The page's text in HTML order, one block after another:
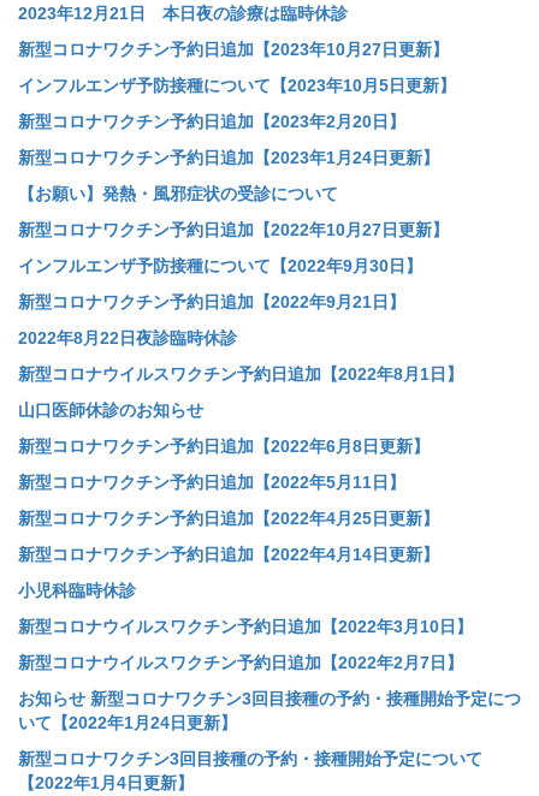
2023年12月21日 本日夜の診療は臨時休診
新型コロナワクチン予約日追加【2023年10月27日更新】
インフルエンザ予防接種について【2023年10月5日更新】
新型コロナワクチン予約日追加【2023年2月20日】
新型コロナワクチン予約日追加【2023年1月24日更新】
【お願い】発熱・風邪症状の受診について
新型コロナワクチン予約日追加【2022年10月27日更新】
インフルエンザ予防接種について【2022年9月30日】
新型コロナワクチン予約日追加【2022年9月21日】
2022年8月22日夜診臨時休診
新型コロナウイルスワクチン予約日追加【2022年8月1日】
山口医師休診のお知らせ
新型コロナワクチン予約日追加【2022年6月8日更新】
新型コロナワクチン予約日追加【2022年5月11日】
新型コロナワクチン予約日追加【2022年4月25日更新】
新型コロナワクチン予約日追加【2022年4月14日更新】
小児科臨時休診
新型コロナウイルスワクチン予約日追加【2022年3月10日】
新型コロナウイルスワクチン予約日追加【2022年2月7日】
お知らせ 新型コロナワクチン3回目接種の予約・接種開始予定につ
いて【2022年1月24日更新】
新型コロナワクチン3回目接種の予約・接種開始予定について
【2022年1月4日更新】